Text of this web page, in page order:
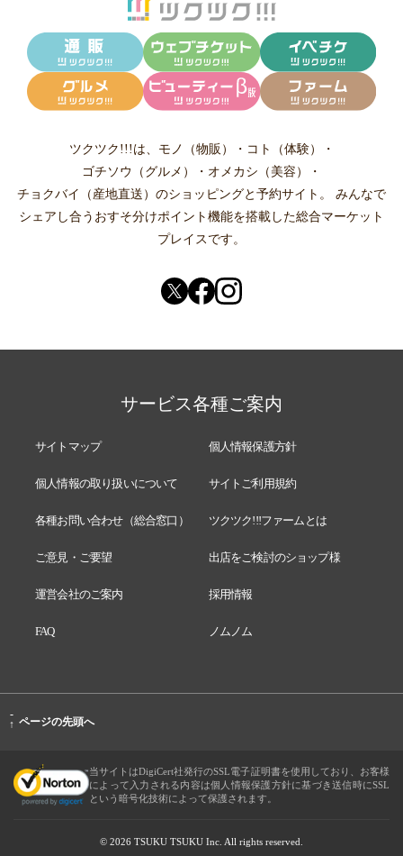
ツクツク!!!は、 モノ（物販） ・ コト（体験）
・
ゴチソウ（グルメ）
・ オメカシ（美容）
・
チョクバイ（産地直送） のショッピングと予約サイト。
みんなで
シェアし合う おすそ分けポイント機能を搭載した総合マーケット
プレイスです。
サービス各種ご案内
サイトマップ 個人情報保護方針
個人情報の取り扱いについて サイトご利用規約
各種お問い合わせ（総合窓口） ツクツク!!!ファームとは
ご意見・ご要望 出店をご検討のショップ様
運営会社のご案内 採用情報
FAQ ノムノム
-
↑ ページの先頭へ
当サイトはDigiCert社発行のSSL電子証明書を使用しており、お客様
によって入力される内容は個人情報保護方針に基づき送信時にSSL
という暗号化技術によって保護されます。
© 2026 TSUKU TSUKU Inc. All rights reserved.